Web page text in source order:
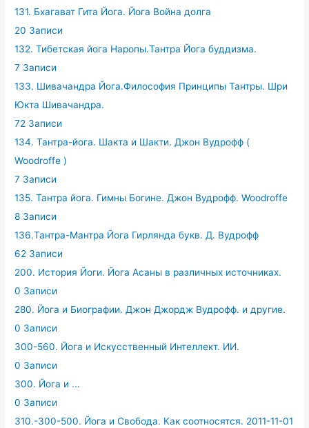
131. Бхагават Гита Йога. Йога Война долга
20 Записи
132. Тибетская йога Наропы.Тантра Йога буддизма.
7 Записи
133. Шивачандра Йога.Философия Принципы Тантры. Шри
Юкта Шивачандра.
72 Записи
134. Тантра-йога. Шакта и Шакти. Джон Вудрофф (
Woodroffe )
7 Записи
135. Тантра йога. Гимны Богине. Джон Вудрофф. Woodroffe
8 Записи
136.Тантра-Мантра Йога Гирлянда букв. Д. Вудрофф
62 Записи
200. История Йоги. Йога Асаны в различных источниках.
0 Записи
280. Йога и Биографии. Джон Джордж Вудрофф. и другие.
0 Записи
300-560. Йога и Искусственный Интеллект. ИИ.
0 Записи
300. Йога и ...
0 Записи
310.-300-500. Йога и Свобода. Как соотносятся. 2011-11-01